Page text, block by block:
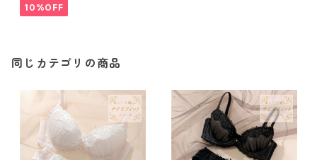
10%OFF
同じカテゴリの商品